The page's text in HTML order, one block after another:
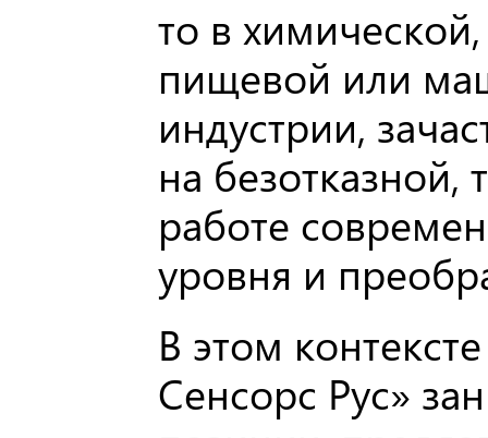
то в
пищевой или
индустрии,
на безотказной,
работе
уровня и
В этом
Сенсорс Рус»